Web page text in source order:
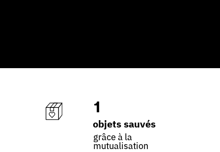
1
objets sauvés
grâce à la
mutualisation